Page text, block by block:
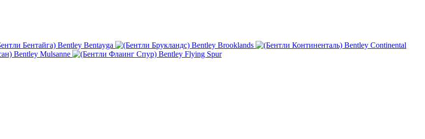
Bentley Bentayga Bentley Brooklands
Bentley Continental
Bentley Mulsanne
Bentley Flying Spur